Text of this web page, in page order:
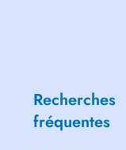
Recherches
fréquentes